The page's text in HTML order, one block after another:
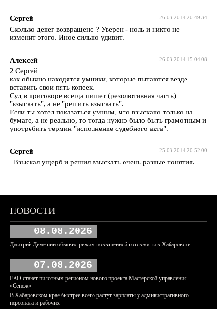
26.03.2014 20:49:34
Сергей
Сколько денег возвращено ? Уверен - ноль и никто не
изменит этого. Иное сильно удивит.
26.03.2014 15:04:08
Алексей
2 Сергей
как обычно находятся умники, которые пытаются везде
вставить свои пять копеек.
Суд в приговоре всегда пишет (резолютивная часть)
"взыскать", а не "решить взыскать".
Если ты хотел показаться умным, что взыскано только на
бумаге, а не реально, то тогда нужно было быть грамотным и
употребить термин "исполнение судебного акта".
25.03.2014 20:52:00
Сергей
Взыскал ущерб и решил взыскать очень разные понятия.
НОВОСТИ
08.08.2026
Дмитрий Демешин объявил режим повышенной готовности в Хабаровске
07.08.2026
ЕАО станет пилотным регионом нового проекта Мастерской управления
«Сенеж»
В Хабаровском крае быстрее всего растут зарплаты у административного
персонала и рабочих